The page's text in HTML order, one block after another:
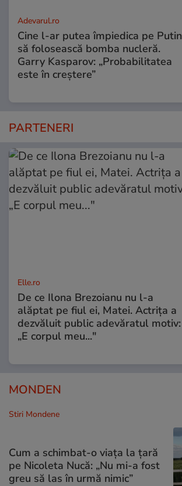
Adevarul.ro
Cine l-ar putea împiedica pe Putin
să folosească bomba nucleră.
Garry Kasparov: „Probabilitatea
este în creștere”
PARTENERI
Elle.ro
De ce Ilona Brezoianu nu l-a
alăptat pe fiul ei, Matei. Actrița a
dezvăluit public adevăratul motiv:
„E corpul meu..."
MONDEN
Stiri Mondene
Cum a schimbat-o viața la țară
pe Nicoleta Nucă: „Nu mi-a fost
greu să las în urmă nimic”